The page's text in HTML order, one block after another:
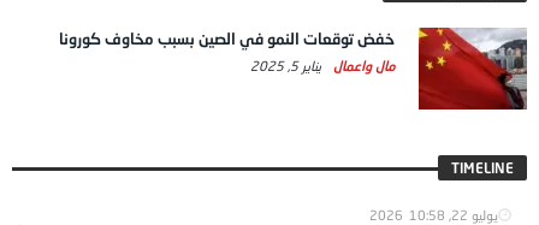
خفض توقعات النمو في الصين بسبب مخاوف كورونا
مال واعمال يناير 5, 2025
TIMELINE
يوليو 22, 2026 10:58